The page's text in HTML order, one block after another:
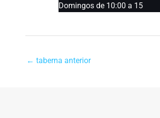
Domingos de 10:00 a 15
← taberna anterior